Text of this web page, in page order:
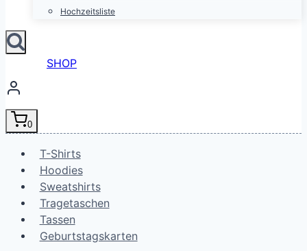
Hochzeitsliste
SHOP
0
T-Shirts
Hoodies
Sweatshirts
Tragetaschen
Tassen
Geburtstagskarten